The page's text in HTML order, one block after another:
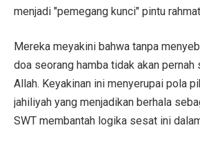
menjadi "pemegang kunci" pintu
Mereka meyakini bahwa tanpa
doa seorang hamba tidak akan pernah
Allah. Keyakinan ini menyerupai pola
jahiliyah yang menjadikan berhala
SWT membantah logika sesat ini